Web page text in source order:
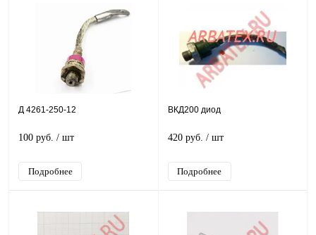
Д 4261-250-12
100 руб. / шт
Подробнее
ВКД200 диод
420 руб. / шт
Подробнее